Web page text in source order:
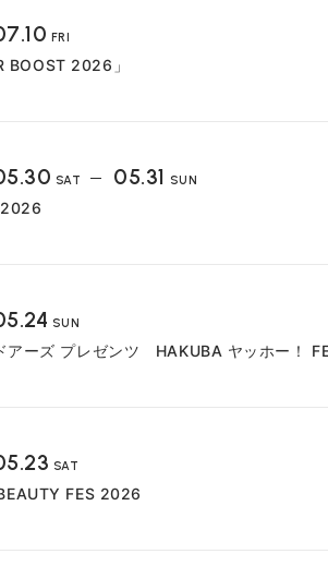
FRI
BOOST 2026」
SAT 05.31 SUN
SUN
アーズ プレゼンツ HAKUBA ヤッホー！
SAT
FES 2026